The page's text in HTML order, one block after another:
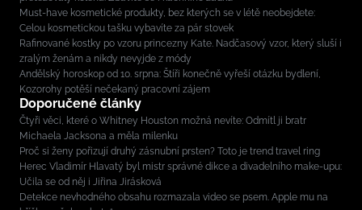
Must-have kosmetické produkty, bez kterých se v létě neobejdete:
Celou kosmetickou tašku vybavíte za pár stovek
Rafinované kostky po vzoru princezny Kate. Nadčasový vzor, který sluší i
zralým ženám a nikdy nevyjde z módy
Andělský horoskop od 10. srpna: Štíři konečně vyřeší otázku bydlení,
Kozorohy potěší nečekaný pracovní zájem
Doporučené články
Čtyři věci, které o Whitney Houston možná nevíte: Odmítl ji bratr
Michaela Jacksona a měla milenku
Proč si ženy pořizují druhý zásnubní prsten? Toto je trend travel ring
Herec Vladimír Hlavatý byl mistr správné dikce a divadelního make-upu:
Učila se od něj i Jiřina Jirásková
Detekce nevhodného obsahu rozmazala video se psem. Apple mu na